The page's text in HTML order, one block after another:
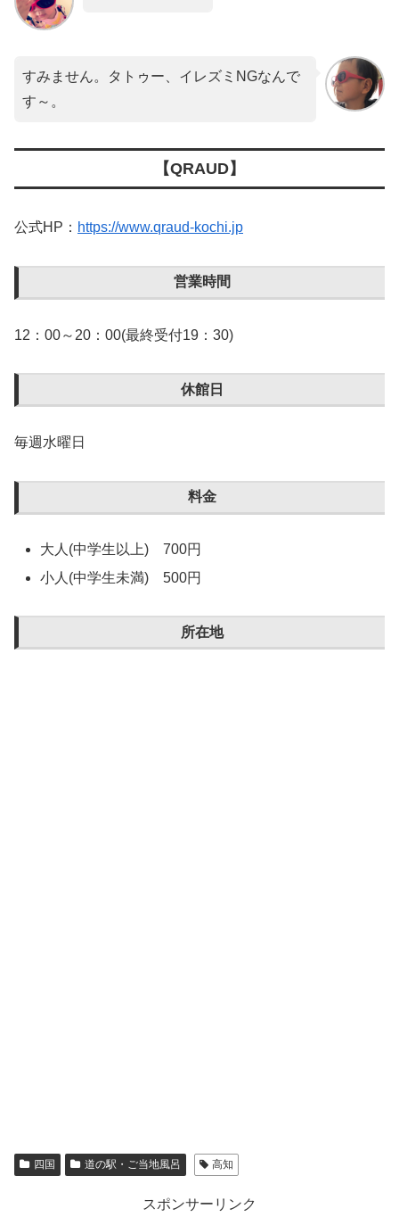
すみません。タトゥー、イレズミNGなんで
す～。
【QRAUD】
公式HP： https://www.qraud-kochi.jp
営業時間
12：00～20：00(最終受付19：30)
休館日
毎週水曜日
料金
大人(中学生以上) 700円
小人(中学生未満) 500円
所在地
四国 道の駅・ご当地風呂 高知
スポンサーリンク